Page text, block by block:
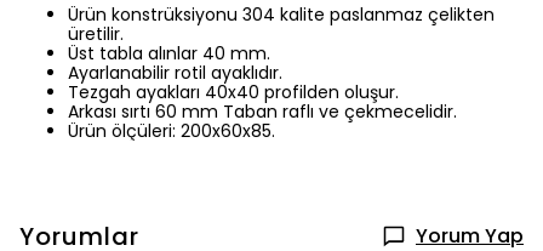
Ürün konstrüksiyonu 304 kalite paslanmaz çelikten
üretilir.
Üst tabla alınlar 40 mm.
Ayarlanabilir rotil ayaklıdır.
Tezgah ayakları 40x40 profilden oluşur.
Arkası sırtı 60 mm Taban raflı ve çekmecelidir.
Ürün ölçüleri: 200x60x85.
Yorumlar Yorum Yap